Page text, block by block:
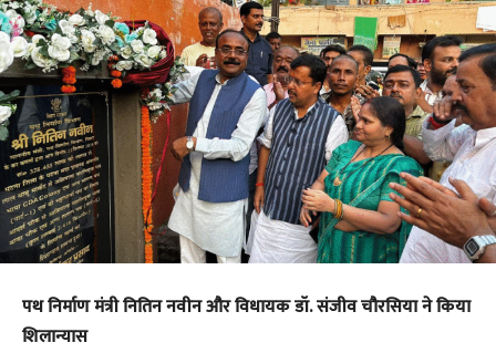
पथ निर्माण मंत्री नितिन नवीन और विधायक डॉ. संजीव चौरसिया ने किया
शिलान्यास